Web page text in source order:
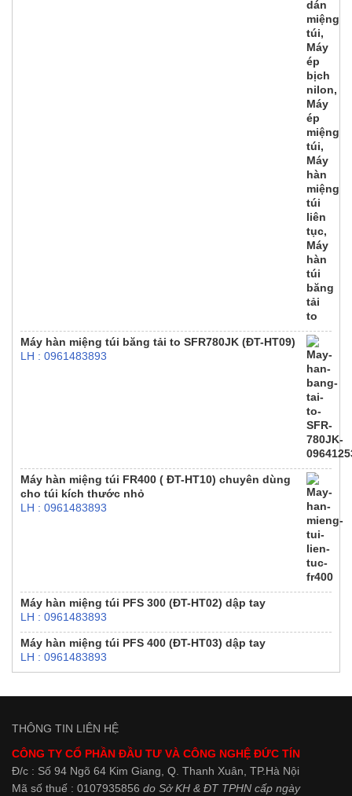
Máy hàn miệng túi băng tải to SFR780JK (ĐT-HT09)
LH : 0961483893
Máy hàn miệng túi FR400 ( ĐT-HT10) chuyên dùng
cho túi kích thước nhỏ
LH : 0961483893
Máy hàn miệng túi PFS 300 (ĐT-HT02) dập tay
LH : 0961483893
Máy hàn miệng túi PFS 400 (ĐT-HT03) dập tay
LH : 0961483893
THÔNG TIN LIÊN HỆ
CÔNG TY CỔ PHẦN ĐẦU TƯ VÀ CÔNG NGHỆ ĐỨC TÍN
Đ/c : Số 94 Ngõ 64 Kim Giang, Q. Thanh Xuân, TP.Hà Nội
Mã số thuế : 0107935856 do Sở KH & ĐT TPHN cấp ngày